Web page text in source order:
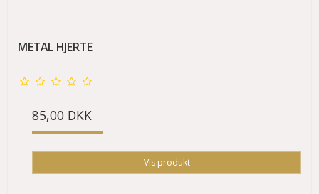
METAL HJERTE
85,00 DKK
Vis produkt